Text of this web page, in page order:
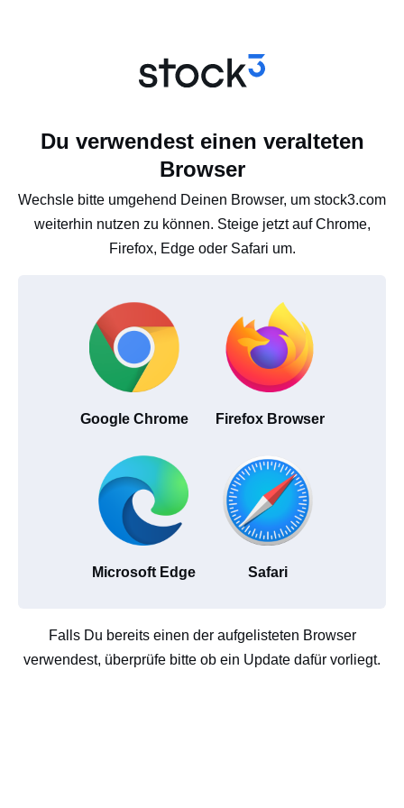
Du verwendest einen veralteten
Browser
Wechsle bitte umgehend Deinen Browser, um stock3.com
weiterhin nutzen zu können. Steige jetzt auf Chrome,
Firefox, Edge oder Safari um.
Google Chrome Firefox Browser
Microsoft Edge Safari
Falls Du bereits einen der aufgelisteten Browser
verwendest, überprüfe bitte ob ein Update dafür vorliegt.